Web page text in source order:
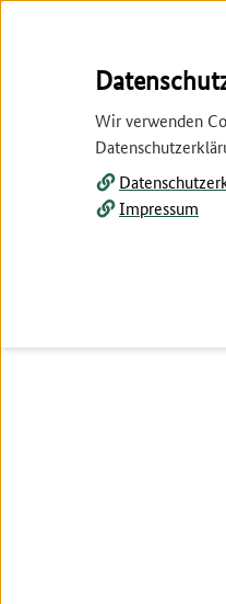
HauptnavigationWir verwenden
Impressum